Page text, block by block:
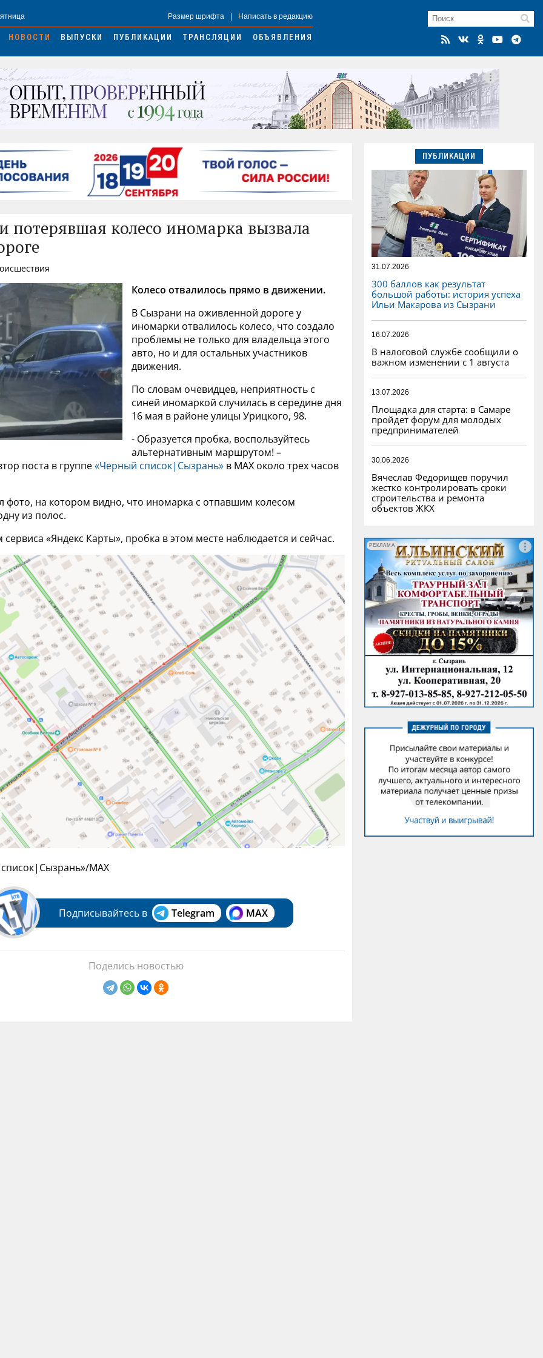
Размер шрифта Написать в редакцию
НОВОСТИ ВЫПУСКИ ПУБЛИКАЦИИ ТРАНСЛЯЦИИ ОБЪЯВЛЕНИЯ
потерявшая колесо иномарка вызвала
Колесо отвалилось прямо в движении.
В Сызрани на оживленной дороге у
иномарки отвалилось колесо, что создало
проблемы не только для владельца этого
авто, но и для остальных участников
движения.
По словам очевидцев, неприятность с
синей иномаркой случилась в середине дня
16 мая в районе улицы Урицкого, 98.
- Образуется пробка, воспользуйтесь
альтернативным маршрутом! –
поста в группе«Черный список|Сызрань» в МАХ около трех часов
фото, на котором видно, что иномарка с отпавшим колесом
из полос.
«Яндекс Карты», пробка в этом месте наблюдается и сейчас.
МАХ
Подписывайтесь в Telegram MAX
Поделись новостью
ПУБЛИКАЦИИ
31.07.2026
300 баллов как результат
большой работы: история успеха
Ильи Макарова из Сызрани
16.07.2026
В налоговой службе сообщили о
важном изменении с 1 августа
13.07.2026
Площадка для старта: в Самаре
пройдет форум для молодых
предпринимателей
30.06.2026
Вячеслав Федорищев поручил
жестко контролировать сроки
строительства и ремонта
объектов ЖКХ
РЕКЛАМА